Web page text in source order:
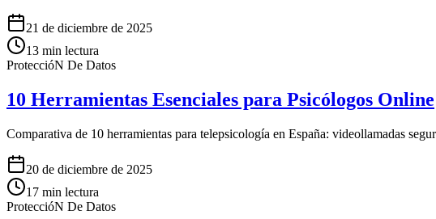
21 de diciembre de 2025
13 min lectura
ProteccióN De Datos
10 Herramientas Esenciales para Psicólogos Online
Comparativa de 10 herramientas para telepsicología en España: videollamadas
20 de diciembre de 2025
17 min lectura
ProteccióN De Datos